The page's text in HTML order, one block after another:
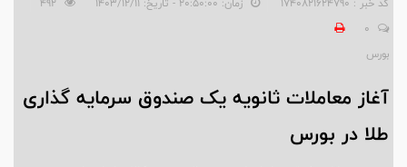
0
بورس
آغاز معاملات ثانویه یک صندوق سرمایه گذاری
طلا در بورس